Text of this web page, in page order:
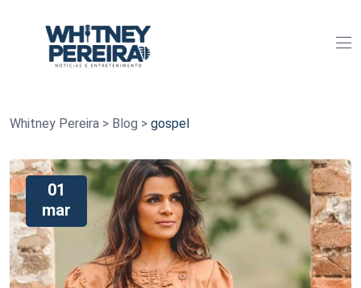
Whitney Pereira > Blog > gospel
01
mar